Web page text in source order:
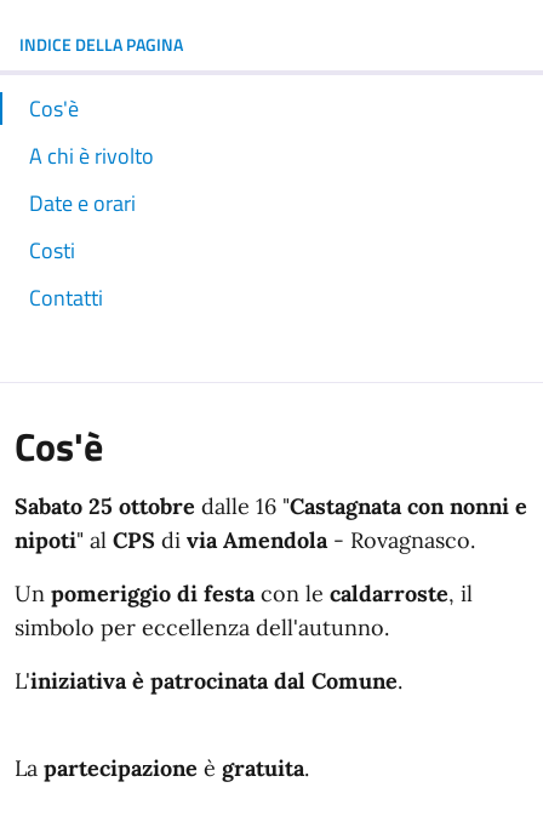
INDICE DELLA PAGINA
Cos'è
A chi è rivolto
Date e orari
Costi
Contatti
Cos'è
Sabato 25 ottobre dalle 16 "Castagnata con nonni e
nipoti" al CPS di via Amendola- Rovagnasco.
Un pomeriggio di festacon le caldarroste, il
simbolo per eccellenza dell'autunno.
L'iniziativa è patrocinata dal Comune.
La partecipazione è gratuita.